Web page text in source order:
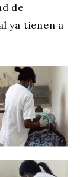
de
ya tienen a